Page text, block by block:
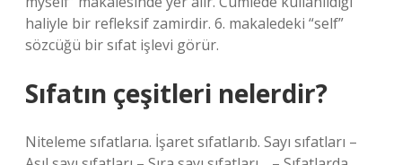
haliyle bir refleksif zamirdir. 6. makaledeki “self”
sözcüğü bir sıfat işlevi görür.
Sıfatın çeşitleri nelerdir?
Niteleme sıfatlarıa. İşaret sıfatlarıb. Sayı sıfatları –